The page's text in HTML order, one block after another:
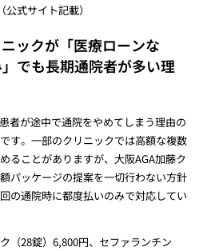
式サイト記載）
ックが「医療ローンな
でも長期通院者が多い理
者が途中で通院をやめてしまう理由の
す。一部のクリニックでは高額な複数
ることがありますが、大阪AGA加藤ク
パッケージの提案を一切行わない方針
の通院時に都度払いのみで対応してい
（28錠）6,800円、セファランチン